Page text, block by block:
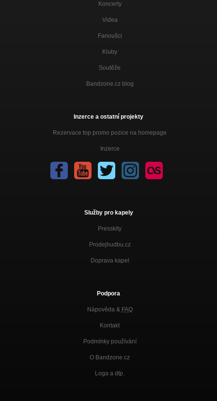
Koncerty
Videa
Fanoušci
Kluby
Soutěže
Bandzone.cz blog
Inzerce a ostatní projekty
Rezervace top promo pozice na homepage
Inzerce
Služby pro kapely
Presskity
Prodejhudbu.cz
Doprava kapel
Podpora
Nápověda & FAQ
Kontakt
Podmínky používání
O Bandzone.cz
Loga a dtp.